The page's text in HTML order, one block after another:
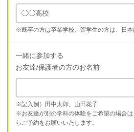
※既卒の方は卒業学校、留学生の方は、日本
一緒に参加する
お友達/保護者の方のお名前
※記入例）田中太郎、山田花子
※お友達が別の学科の体験をご希望の場合
らご予約をお願いいたします。